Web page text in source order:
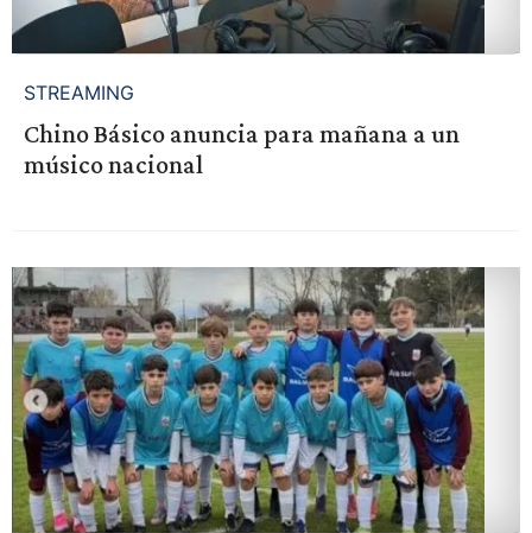
STREAMING
Chino Básico anuncia para mañana a un
músico nacional